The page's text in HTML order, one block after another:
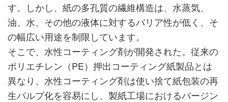
す。しかし、紙の多孔質の繊維構造は、水蒸気、
油、水、その他の液体に対するバリア性が低く、そ
の幅広い用途を制限しています。
そこで、水性コーティング剤が開発された。従来の
ポリエチレン（PE）押出コーティング紙製品とは
異なり、水性コーティング剤は使い捨て紙包装の再
生パルプ化を容易にし、製紙工場におけるバージン